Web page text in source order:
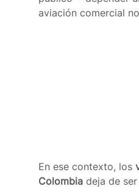
aviación comercial
En ese contexto, los
Colombia deja de ser